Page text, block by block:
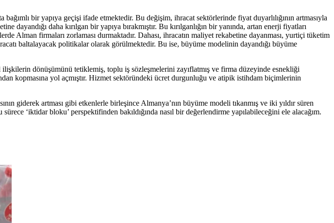
bir yapıya geçişi ifade etmektedir. Bu değişim, ihracat sektörlerinde fiyat duyarlılığının artmasıyla
daha kırılgan bir yapıya bırakmıştır. Bu kırılganlığın bir yanında, artan enerji fiyatları
Alman firmaları zorlaması durmaktadır. Dahası, ihracatın maliyet rekabetine dayanması, yurtiçi tüketim
baltalayacak politikalar olarak görülmektedir. Bu ise, büyüme modelinin dayandığı büyüme
dönüşümünü tetiklemiş, toplu iş sözleşmelerini zayıflatmış ve firma düzeyinde esnekliği
kopmasına yol açmıştır. Hizmet sektöründeki ücret durgunluğu ve atipik istihdam biçimlerinin
giderek artması gibi etkenlerle birleşince Almanya’nın büyüme modeli tıkanmış ve iki yıldır süren
‘iktidar bloku’ perspektifinden bakıldığında nasıl bir değerlendirme yapılabileceğini ele alacağım.